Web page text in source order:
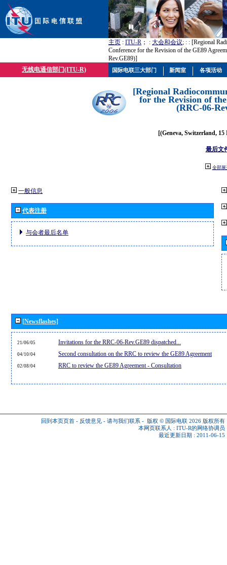
主页 : ITU-R ； : 大会和会议; : : [Regional
Conference for the Revision of the GE89
Rev.GE89)]
无线电通信部门(ITU-R)
[Regional
for the Revision of
(RRC-06-
[(Geneva, Switzerland, 15
最后文
全部展
一般信息
代表注册
与会者最后名单
[Newsflashes]
21/06/05 Invitations for the RRC-06-Rev.GE89 dispatched...
04/10/04 Second consultation on the RRC to review the GE89 Agreement
02/08/04 RRC to review the GE89 Agreement - Consultation
回到本页页首 - 反馈意见 - 请与我们联系 - 版权 © 国际电联 2026 版权所有
本网页联系人 : ITU-R的网络协调员
最近更新日期 : 2011-06-15
国际电联三大部门 新闻室 各项活动